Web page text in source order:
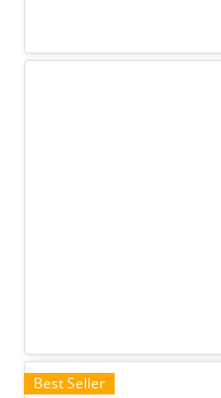
Best Seller